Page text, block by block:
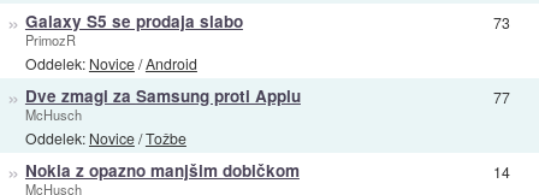
» Galaxy S5 se prodaja slabo
PrimozR
Oddelek: Novice/Android
73
» Dve zmagi za Samsung proti Applu
McHusch
Oddelek: Novice/Tožbe
77
» Nokia z opazno manjšim dobičkom
McHusch
14